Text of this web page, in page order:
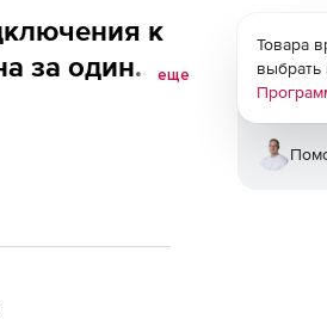
к
за один
еще
Товара
выбрать